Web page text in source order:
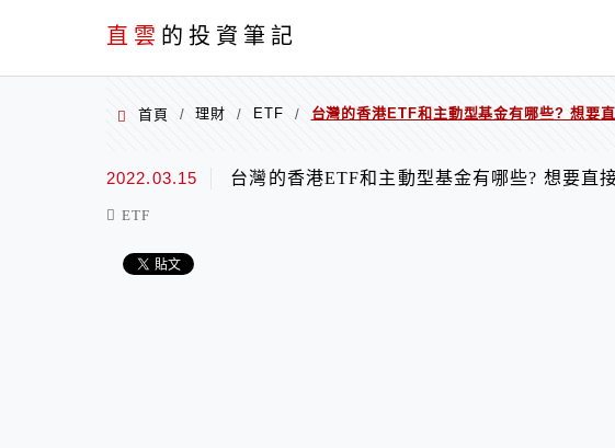
直雲 的投資筆記
PC+M
首頁 / 理財 / ETF / 台灣的香港ETF和主動型基金有哪些? 想要
2022.03.15 台灣的香港ETF和主動型基金有哪些? 想要直
ETF